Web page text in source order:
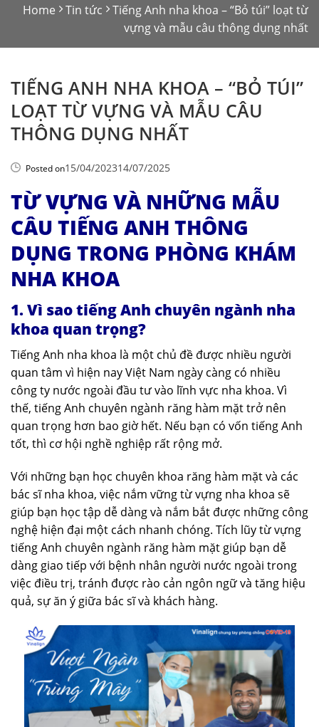
Home
Tin tức
Tiếng Anh nha khoa – “Bỏ túi” loạt từ
vựng và mẫu câu thông dụng nhất
TIẾNG ANH NHA KHOA – “BỎ TÚI”
LOẠT TỪ VỰNG VÀ MẪU CÂU
THÔNG DỤNG NHẤT
Posted on15/04/202314/07/2025
TỪ VỰNG VÀ NHỮNG MẪU
CÂU TIẾNG ANH THÔNG
DỤNG TRONG PHÒNG KHÁM
NHA KHOA
1. Vì sao tiếng Anh chuyên ngành nha
khoa quan trọng?
Tiếng Anh nha khoa là một chủ đề được nhiều người
quan tâm vì hiện nay Việt Nam ngày càng có nhiều
công ty nước ngoài đầu tư vào lĩnh vực nha khoa. Vì
thế, tiếng Anh chuyên ngành răng hàm mặt trở nên
quan trọng hơn bao giờ hết. Nếu bạn có vốn tiếng Anh
tốt, thì cơ hội nghề nghiệp rất rộng mở.
Với những bạn học chuyên khoa răng hàm mặt và các
bác sĩ nha khoa, việc nắm vững từ vựng nha khoa sẽ
giúp bạn học tập dễ dàng và nắm bắt được những công
nghệ hiện đại một cách nhanh chóng. Tích lũy từ vựng
tiếng Anh chuyên ngành răng hàm mặt giúp bạn dễ
dàng giao tiếp với bệnh nhân người nước ngoài trong
việc điều trị, tránh được rào cản ngôn ngữ và tăng hiệu
quả, sự ăn ý giữa bác sĩ và khách hàng.